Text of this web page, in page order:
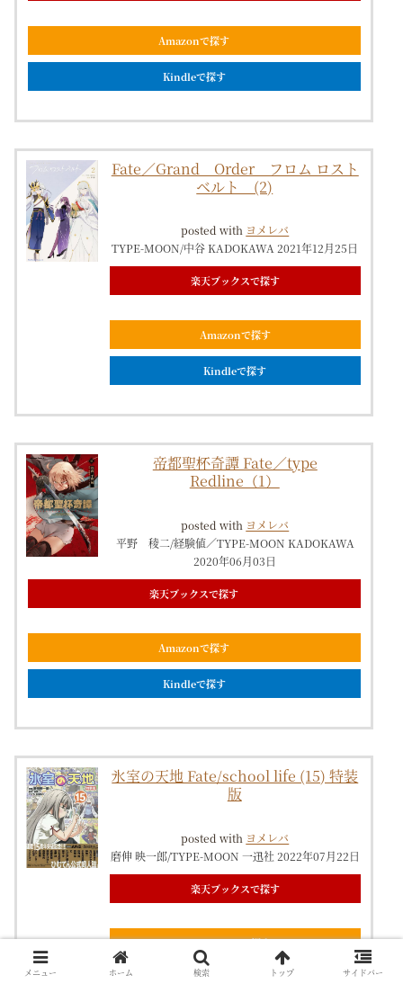
Amazonで探す
Kindleで探す
Fate／Grand Order フロム ロスト
ベルト (2)
posted with ヨメレバ
TYPE-MOON/中谷 KADOKAWA 2021年12月25日
楽天ブックスで探す
Amazonで探す
Kindleで探す
帝都聖杯奇譚 Fate／type
Redline（1）
posted with ヨメレバ
平野 稜二/経験値／TYPE-MOON KADOKAWA
2020年06月03日
楽天ブックスで探す
Amazonで探す
Kindleで探す
氷室の天地 Fate/school life (15) 特装
版
posted with ヨメレバ
磨伸 映一郎/TYPE-MOON 一迅社 2022年07月22日
楽天ブックスで探す
Amazonで探す
Kindleで探す
メニュー ホーム 検索 トップ サイドバー